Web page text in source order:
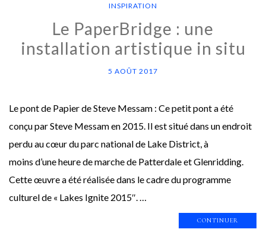
INSPIRATION
Le PaperBridge : une
installation artistique in situ
5 AOÛT 2017
Le pont de Papier de Steve Messam : Ce petit pont a été
conçu par Steve Messam en 2015. Il est situé dans un endroit
perdu au cœur du parc national de Lake District, à
moins d’une heure de marche de Patterdale et Glenridding.
Cette œuvre a été réalisée dans le cadre du programme
culturel de « Lakes Ignite 2015″. …
CONTINUER